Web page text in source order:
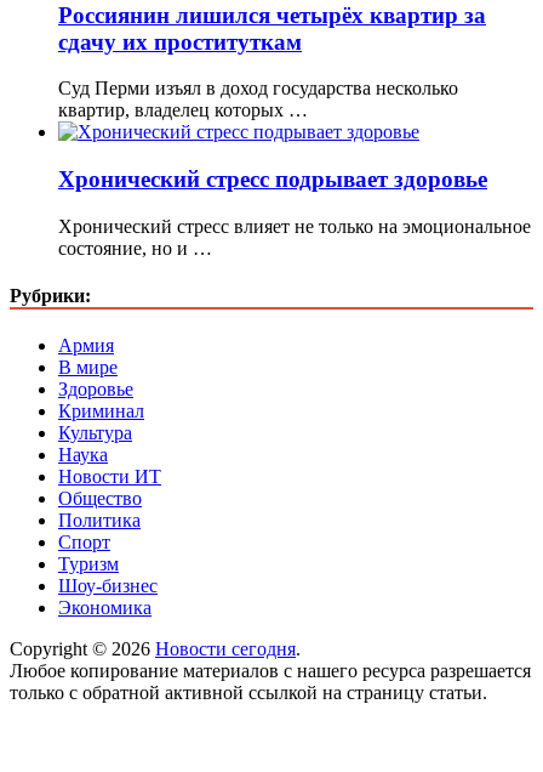
Россиянин лишился четырёх квартир за
сдачу их проституткам
Суд Перми изъял в доход государства несколько
квартир, владелец которых …
Хронический стресс подрывает здоровье
Хронический стресс влияет не только на эмоциональное
состояние, но и …
Рубрики:
Армия
В мире
Здоровье
Криминал
Культура
Наука
Новости ИТ
Общество
Политика
Спорт
Туризм
Шоу-бизнес
Экономика
Copyright © 2026 Новости сегодня.
Любое копирование материалов с нашего ресурса разрешается
только с обратной активной ссылкой на страницу статьи.